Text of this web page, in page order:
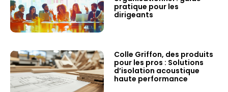
pratique pour les
dirigeants
Colle Griffon, des produits
pour les pros : Solutions
d’isolation acoustique
haute performance